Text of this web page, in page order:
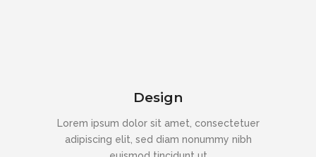
Design
Lorem ipsum dolor sit amet, consectetuer
adipiscing elit, sed diam nonummy nibh